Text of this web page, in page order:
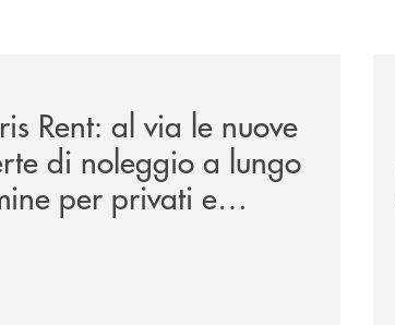
Rent: al via le nuove
di noleggio a lungo
per privati e